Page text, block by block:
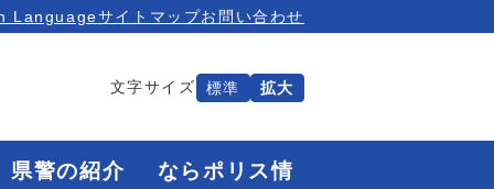
Languageサイトマップお問い合わせ
文字サイズ 標準 拡大
県警の紹介
ならポリス情